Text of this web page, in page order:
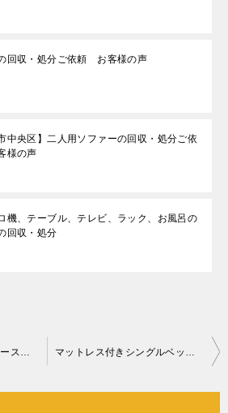
回収・処分ご依頼 お客様の声
中央区】二人用ソファーの回収・処分ご依
様の声
機、テーブル、テレビ、ラック、お風呂の
回収・処分
シングルベッド、収納ケース、照明器具の回収・処分ご依頼 マットレス付きシングルベッド、二人掛けの座椅子、扇風機の回収